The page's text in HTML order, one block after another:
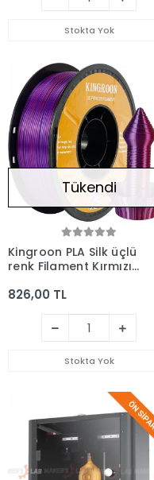
Stokta Yok
Tükendi
Kingroon PLA Silk üçlü
renk Filament Kırmızı
826,00 TL
Stokta Yok